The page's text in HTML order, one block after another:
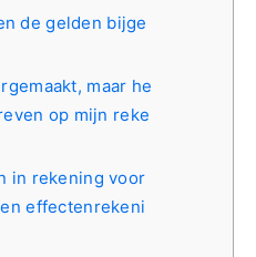
de gelden bijge
maar he
op mijn reke
in rekening voor
effectenrekeni